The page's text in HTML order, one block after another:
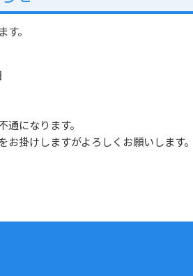
。
になります。
掛けしますがよろしくお願いします。